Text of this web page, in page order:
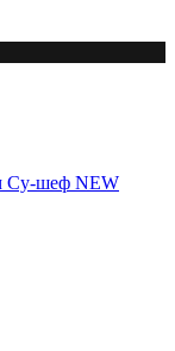
Су-шеф NEW